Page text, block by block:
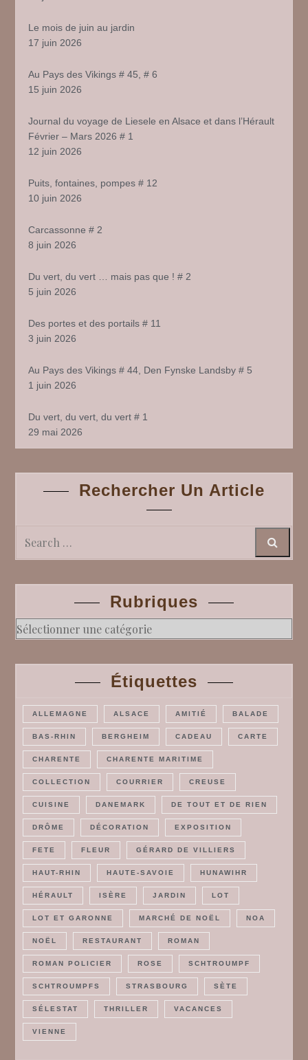
Le mois de juin au jardin
17 juin 2026
Au Pays des Vikings # 45, # 6
15 juin 2026
Journal du voyage de Liesele en Alsace et dans l’Hérault
Février – Mars 2026 # 1
12 juin 2026
Puits, fontaines, pompes # 12
10 juin 2026
Carcassonne # 2
8 juin 2026
Du vert, du vert … mais pas que ! # 2
5 juin 2026
Des portes et des portails # 11
3 juin 2026
Au Pays des Vikings # 44, Den Fynske Landsby # 5
1 juin 2026
Du vert, du vert, du vert # 1
29 mai 2026
Rechercher Un Article
Rubriques
Rubriques
Étiquettes
ALLEMAGNE ALSACE AMITIÉ BALADE
BAS-RHIN BERGHEIM CADEAU CARTE
CHARENTE CHARENTE MARITIME
COLLECTION COURRIER CREUSE
CUISINE DANEMARK DE TOUT ET DE RIEN
DRÔME DÉCORATION EXPOSITION
FETE FLEUR GÉRARD DE VILLIERS
HAUT-RHIN HAUTE-SAVOIE HUNAWIHR
HÉRAULT ISÈRE JARDIN LOT
LOT ET GARONNE MARCHÉ DE NOËL NOA
NOËL RESTAURANT ROMAN
ROMAN POLICIER ROSE SCHTROUMPF
SCHTROUMPFS STRASBOURG SÈTE
SÉLESTAT THRILLER VACANCES
VIENNE